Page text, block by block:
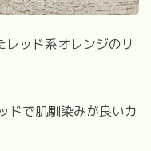
ッド系オレンジのリ
ドで肌馴染みが良いカ